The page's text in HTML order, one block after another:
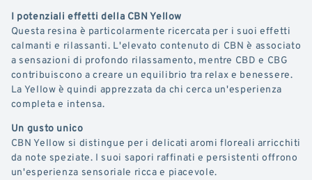
I potenziali effetti della CBN Yellow
Questa resina è particolarmente ricercata per i suoi effetti
calmanti e rilassanti. L'elevato contenuto di CBN è associato
a sensazioni di profondo rilassamento, mentre CBD e CBG
contribuiscono a creare un equilibrio tra relax e benessere.
La Yellow è quindi apprezzata da chi cerca un'esperienza
completa e intensa.
Un gusto unico
CBN Yellow si distingue per i delicati aromi floreali arricchiti
da note speziate. I suoi sapori raffinati e persistenti offrono
un'esperienza sensoriale ricca e piacevole.